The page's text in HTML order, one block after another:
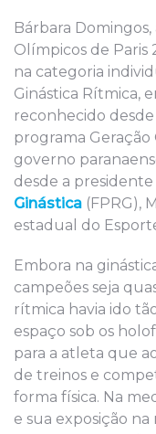
Bárbara
Olímpicos de Paris
na categoria
Ginástica Rítmica,
reconhecido desde
programa
governo
desde a presidente
Ginástica (FPRG),
estadual do
Embora na
campeões seja
rítmica havia ido
espaço sob os
para a atleta que
de treinos e
forma física. Na
e sua exposição